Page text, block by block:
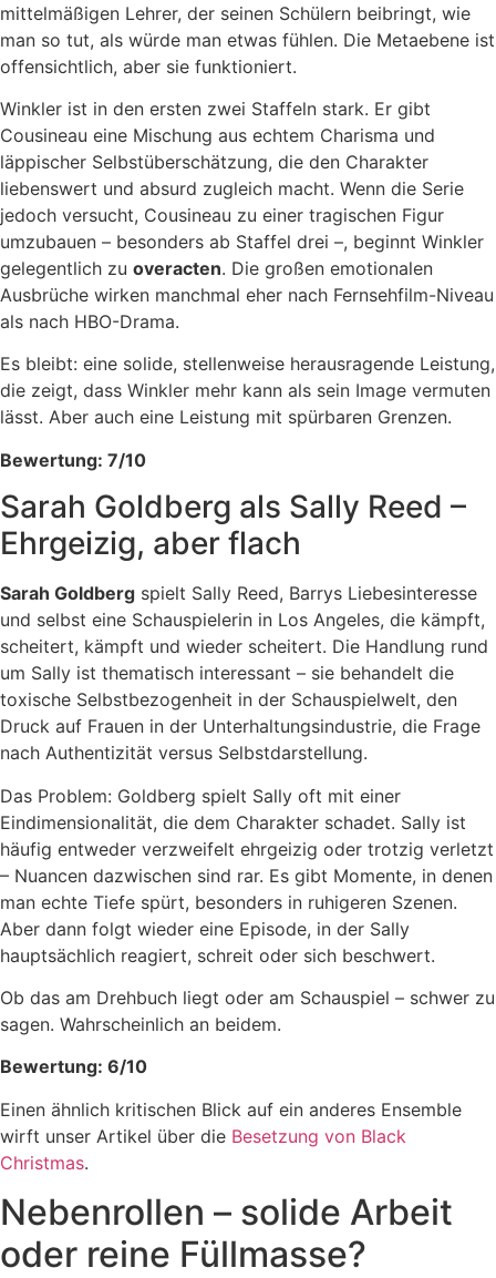
mittelmäßigen Lehrer, der seinen Schülern beibringt, wie
man so tut, als würde man etwas fühlen. Die Metaebene ist
offensichtlich, aber sie funktioniert.
Winkler ist in den ersten zwei Staffeln stark. Er gibt
Cousineau eine Mischung aus echtem Charisma und
läppischer Selbstüberschätzung, die den Charakter
liebenswert und absurd zugleich macht. Wenn die Serie
jedoch versucht, Cousineau zu einer tragischen Figur
umzubauen – besonders ab Staffel drei –, beginnt Winkler
gelegentlich zu overacten. Die großen emotionalen
Ausbrüche wirken manchmal eher nach Fernsehfilm-Niveau
als nach HBO-Drama.
Es bleibt: eine solide, stellenweise herausragende Leistung,
die zeigt, dass Winkler mehr kann als sein Image vermuten
lässt. Aber auch eine Leistung mit spürbaren Grenzen.
Bewertung: 7/10
Sarah Goldberg als Sally Reed –
Ehrgeizig, aber flach
Sarah Goldberg spielt Sally Reed, Barrys Liebesinteresse
und selbst eine Schauspielerin in Los Angeles, die kämpft,
scheitert, kämpft und wieder scheitert. Die Handlung rund
um Sally ist thematisch interessant – sie behandelt die
toxische Selbstbezogenheit in der Schauspielwelt, den
Druck auf Frauen in der Unterhaltungsindustrie, die Frage
nach Authentizität versus Selbstdarstellung.
Das Problem: Goldberg spielt Sally oft mit einer
Eindimensionalität, die dem Charakter schadet. Sally ist
häufig entweder verzweifelt ehrgeizig oder trotzig verletzt
– Nuancen dazwischen sind rar. Es gibt Momente, in denen
man echte Tiefe spürt, besonders in ruhigeren Szenen.
Aber dann folgt wieder eine Episode, in der Sally
hauptsächlich reagiert, schreit oder sich beschwert.
Ob das am Drehbuch liegt oder am Schauspiel – schwer zu
sagen. Wahrscheinlich an beidem.
Bewertung: 6/10
Einen ähnlich kritischen Blick auf ein anderes Ensemble
wirft unser Artikel über die Besetzung von Black
Christmas.
Nebenrollen – solide Arbeit
oder reine Füllmasse?